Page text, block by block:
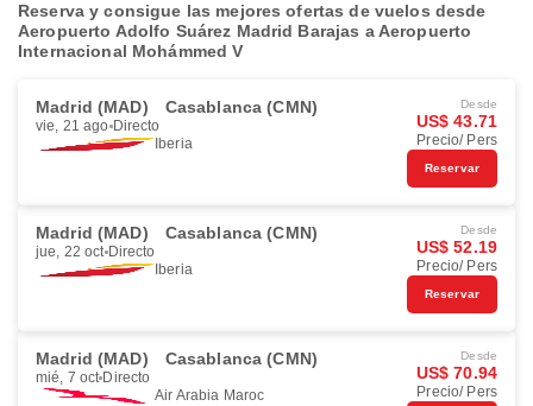
Reserva y consigue las mejores ofertas de vuelos desde
Aeropuerto Adolfo Suárez Madrid Barajas a Aeropuerto
Internacional Mohámmed V
Madrid (MAD) Casablanca (CMN)
vie, 21 ago Directo
Iberia
Desde
US$ 43.71
Precio/ Pers
Reservar
Madrid (MAD) Casablanca (CMN)
jue, 22 oct Directo
Iberia
Desde
US$ 52.19
Precio/ Pers
Reservar
Madrid (MAD) Casablanca (CMN)
mié, 7 oct Directo
Air Arabia Maroc
Desde
US$ 70.94
Precio/ Pers